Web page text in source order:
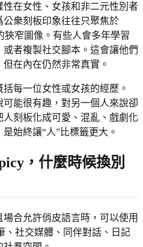
在女性、女孩和非二元性別者
衆刻板印象往往只聚焦於
狹窄圖像。有些人會多年學習
者複製社交腳本。這會讓他們
在內在仍然非常真實。
每一位女性或女孩的經歷。
可能很有趣，對另一個人來說卻
刻板化成可愛、混亂、戲劇化
始終讓“人”比標籤更大。
，什麼時候換別
合允許俏皮語言時，可以使用
、社交媒體、同伴對話、日記